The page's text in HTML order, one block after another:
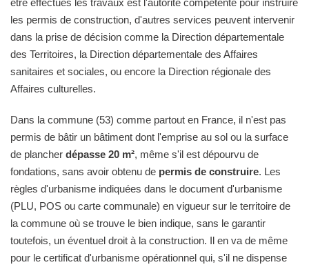
les permis de construction, d'autres services peuvent intervenir
dans la prise de décision comme la Direction départementale
des Territoires, la Direction départementale des Affaires
sanitaires et sociales, ou encore la Direction régionale des
Affaires culturelles.
Dans la commune (53) comme partout en France, il n'est pas
permis de bâtir un bâtiment dont l'emprise au sol ou la surface
de plancher dépasse 20 m², même s'il est dépourvu de
fondations, sans avoir obtenu de permis de construire. Les
règles d'urbanisme indiquées dans le document d'urbanisme
(PLU, POS ou carte communale) en vigueur sur le territoire de
la commune où se trouve le bien indique, sans le garantir
toutefois, un éventuel droit à la construction. Il en va de même
pour le certificat d'urbanisme opérationnel qui, s'il ne dispense